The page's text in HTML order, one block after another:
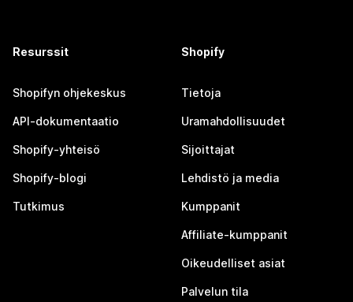
Resurssit
Shopifyn ohjekeskus
API-dokumentaatio
Shopify-yhteisö
Shopify-blogi
Tutkimus
Shopify
Tietoja
Uramahdollisuudet
Sijoittajat
Lehdistö ja media
Kumppanit
Affiliate-kumppanit
Oikeudelliset asiat
Palvelun tila